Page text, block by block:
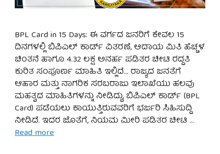
BPL Card in 15 Days: ಈ ವರ್ಗದ ಜನರಿಗೆ ಕೇವಲ 15
ದಿನಗಳಲ್ಲಿ ಬಿಪಿಎಲ್ ಕಾರ್ಡ್ ವಿತರಣೆ, ಆದಾಯ ಮಿತಿ ಹೆಚ್ಚಳ
ಚಿಂತನೆ ಹಾಗೂ 4.32 ಲಕ್ಷ ಅನರ್ಹ ಪಡಿತರ ಚೀಟಿ ರದ್ದತಿ
ಕುರಿತ ಸಂಪೂರ್ಣ ಮಾಹಿತಿ ಇಲ್ಲಿದೆ… ರಾಜ್ಯದ ಜನತೆಗೆ
ಆಹಾರ ಮತ್ತು ನಾಗರಿಕ ಸರಬರಾಜು ಇಲಾಖೆಯು ಹಲವು
ಮಹತ್ವದ ಮಾಹಿತಿಗಳನ್ನು ನೀಡಿದ್ದು, ಬಿಪಿಎಲ್ ಕಾರ್ಡ್ (BPL
Card) ಪಡೆಯಲು ಕಾಯುತ್ತಿರುವವರಿಗೆ ಭರ್ಜರಿ ಸಿಹಿಸುದ್ದಿ
ನೀಡಿದೆ. ಇದರ ಜೊತೆಗೆ, ನಿಯಮ ಮೀರಿ ಪಡಿತರ ಚೀಟಿ …
Read more